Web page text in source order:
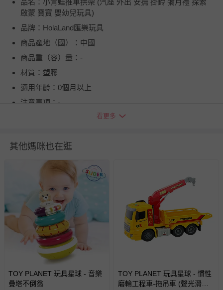
啟蒙 寶寶 嬰幼兒玩具)
品牌：HolaLand匯樂玩具
商品產地（國）：中國
商品重（容）量：-
材質：塑膠
適用年齡：0個月以上
注意事項：-
BSMI商品檢驗標識字號：M39805
您所購買的商品享有7天的鑑賞期／猶豫期權益，但此期間
包含完整包裝、配件、說明文件及贈品等。
如需退換貨，請於收到商品7天（含例假日內提出），如為
瑕疵退換貨所產生的運費，將由媽咪愛負責處理，若非瑕疵
退貨，您可至『查詢訂單』>『已出貨』中查詢該筆訂單，
並點選『我要退貨』即可進行申請。若有相關退貨問題，請
至媽咪愛LINE@客服ID: @mamilove
我們將依序為您處理
與服務，謝謝。
針對滿件折/滿額贈…等活動，如因部份退貨，而該訂單保
留商品未達活動門檻，將以原價計算，活動贈品亦需一併退
看更多
其他媽咪也在逛
TOY PLANET 玩具星球 - 音樂
疊塔不倒翁
TOY PLANET 玩具星球 - 慣性
磨輪工程車-拖吊車 (聲光滑行